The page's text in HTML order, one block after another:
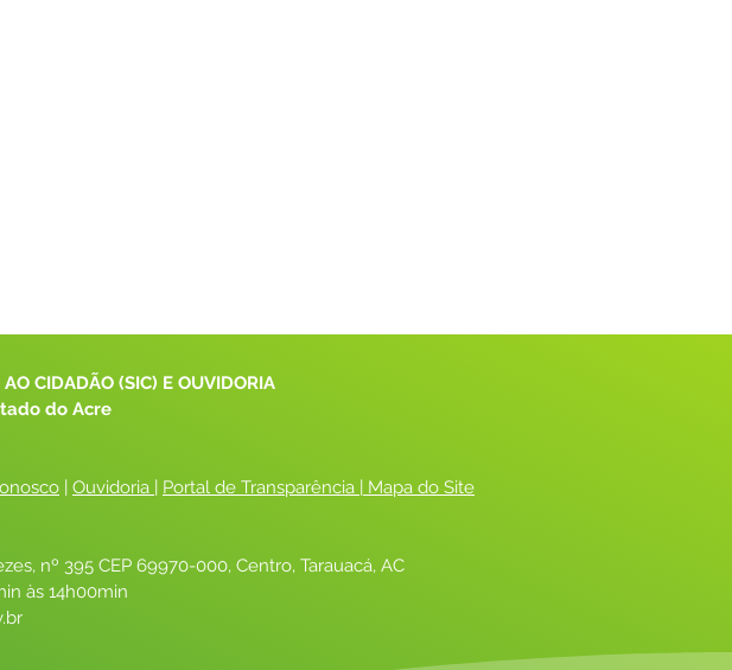
CIDADÃO (SIC) E OUVIDORIA
do Acre
| Ouvidoria | Portal de Transparência | Mapa do Site
nº 395 CEP 69970-000, Centro, Tarauacá, AC
às 14h00min